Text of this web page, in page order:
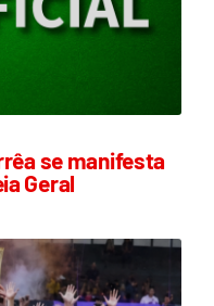
se manifesta
Geral